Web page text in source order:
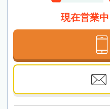
現在営業中